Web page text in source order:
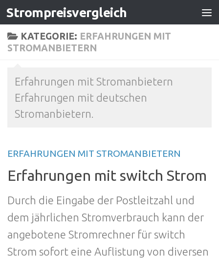
Zum Inhalt springen
Strompreisvergleich
KATEGORIE: ERFAHRUNGEN MIT
STROMANBIETERN
Erfahrungen mit Stromanbietern
Erfahrungen mit deutschen
Stromanbietern.
ERFAHRUNGEN MIT STROMANBIETERN
Erfahrungen mit switch Strom
Durch die Eingabe der Postleitzahl und
dem jährlichen Stromverbrauch kann der
angebotene Stromrechner für switch
Strom sofort eine Auflistung von diversen